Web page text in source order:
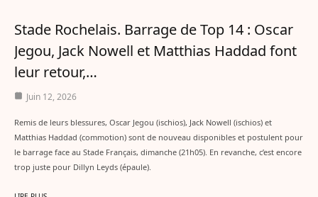
Stade Rochelais. Barrage de Top 14 : Oscar
Jegou, Jack Nowell et Matthias Haddad font
leur retour,…
Juin 12, 2026
Remis de leurs blessures, Oscar Jegou (ischios), Jack Nowell (ischios) et
Matthias Haddad (commotion) sont de nouveau disponibles et postulent pour
le barrage face au Stade Français, dimanche (21h05). En revanche, c’est encore
trop juste pour Dillyn Leyds (épaule).